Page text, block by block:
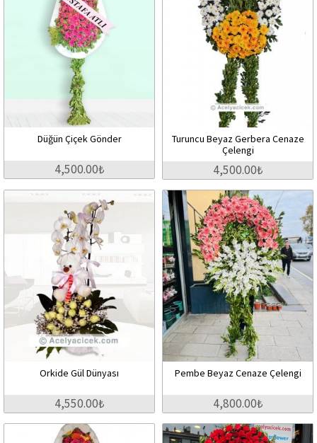
Düğün Çiçek Gönder
4,500.00₺
Turuncu Beyaz Gerbera Cenaze
Çelengi
4,500.00₺
Orkide Gül Dünyası
4,550.00₺
Pembe Beyaz Cenaze Çelengi
4,800.00₺